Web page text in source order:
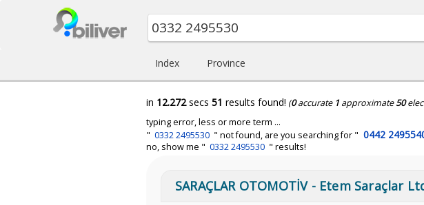
Index Province
in 12.272secs 51 results found! (0accurate 1 approximate50
typing error, less or more term ...
" 0332 2495530 " not found, are you searching for " 0442
no, show me " 0332 2495530 " results!
SARAÇLAR OTOMOTİV - Etem Saraçlar